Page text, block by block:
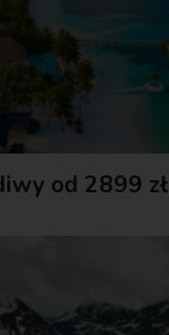
od 2899 zł